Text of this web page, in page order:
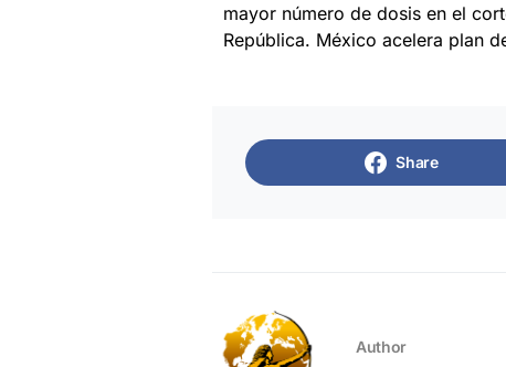
mayor número de dosis en el
República. México acelera plan
Share
Author